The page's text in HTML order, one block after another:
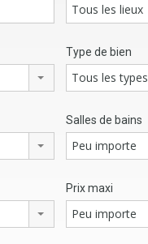
Tous les lieux
Type de bien
Tous les types
Salles de bains
Peu importe
Prix maxi
Peu importe